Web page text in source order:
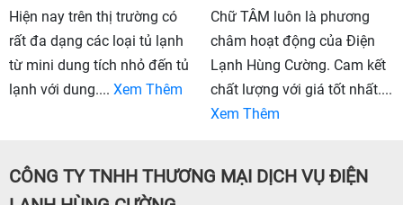
Hiện nay trên thị trường có
rất đa dạng các loại tủ lạnh
từ mini dung tích nhỏ đến tủ
lạnh với dung.... Xem Thêm
Chữ TÂM luôn là phương
châm hoạt động của Điện
Lạnh Hùng Cường. Cam kết
chất lượng với giá tốt nhất....
Xem Thêm
CÔNG TY TNHH THƯƠNG MẠI DỊCH VỤ ĐIỆN